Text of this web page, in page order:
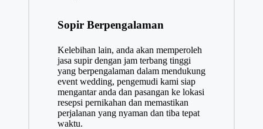
Sopir Berpengalaman
Kelebihan lain, anda akan memperoleh
jasa supir dengan jam terbang tinggi
yang berpengalaman dalam mendukung
event wedding, pengemudi kami siap
mengantar anda dan pasangan ke lokasi
resepsi pernikahan dan memastikan
perjalanan yang nyaman dan tiba tepat
waktu.